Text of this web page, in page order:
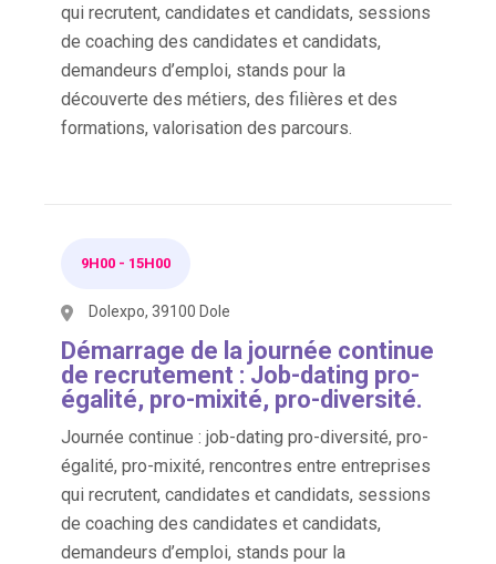
qui recrutent, candidates et candidats, sessions
de coaching des candidates et candidats,
demandeurs d’emploi, stands pour la
découverte des métiers, des filières et des
formations, valorisation des parcours.
9H00 - 15H00
Dolexpo, 39100 Dole
Démarrage de la journée continue
de recrutement : Job-dating pro-
égalité, pro-mixité, pro-diversité.
Journée continue : job-dating pro-diversité, pro-
égalité, pro-mixité, rencontres entre entreprises
qui recrutent, candidates et candidats, sessions
de coaching des candidates et candidats,
demandeurs d’emploi, stands pour la